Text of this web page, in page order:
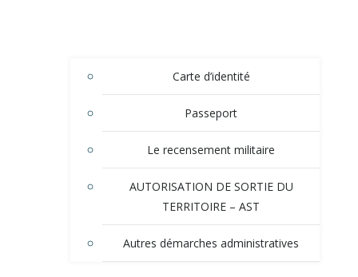
Carte d’identité
Passeport
Le recensement militaire
AUTORISATION DE SORTIE DU
TERRITOIRE – AST
Autres démarches administratives